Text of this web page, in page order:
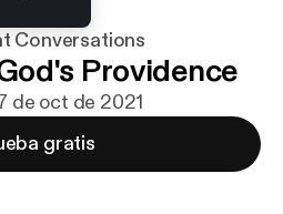
Conversations
Providence
de oct de 2021
gratis